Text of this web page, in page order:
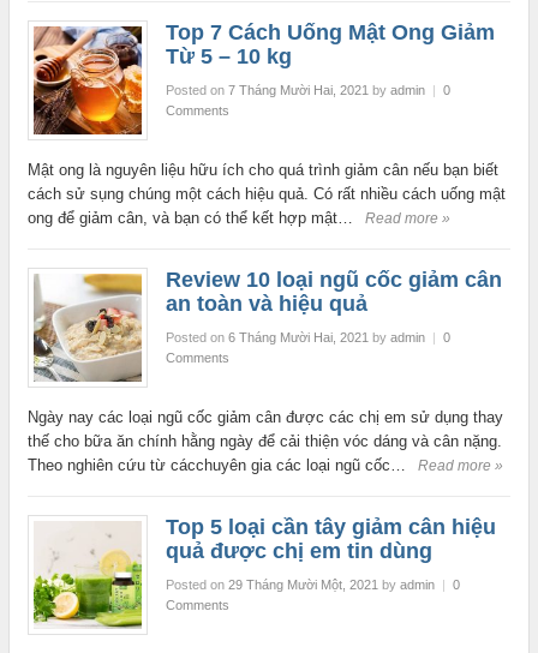
Top 7 Cách Uống Mật Ong Giảm
Từ 5 – 10 kg
Posted on 7 Tháng Mười Hai, 2021 by admin | 0
Comments
Mật ong là nguyên liệu hữu ích cho quá trình giảm cân nếu bạn biết
cách sử sụng chúng một cách hiệu quả. Có rất nhiều cách uống mật
ong để giảm cân, và bạn có thể kết hợp mật…
Read more »
Review 10 loại ngũ cốc giảm cân
an toàn và hiệu quả
Posted on 6 Tháng Mười Hai, 2021 by admin | 0
Comments
Ngày nay các loại ngũ cốc giảm cân được các chị em sử dụng thay
thế cho bữa ăn chính hằng ngày để cải thiện vóc dáng và cân nặng.
Theo nghiên cứu từ cácchuyên gia các loại ngũ cốc…
Read more »
Top 5 loại cần tây giảm cân hiệu
quả được chị em tin dùng
Posted on 29 Tháng Mười Một, 2021 by admin | 0
Comments